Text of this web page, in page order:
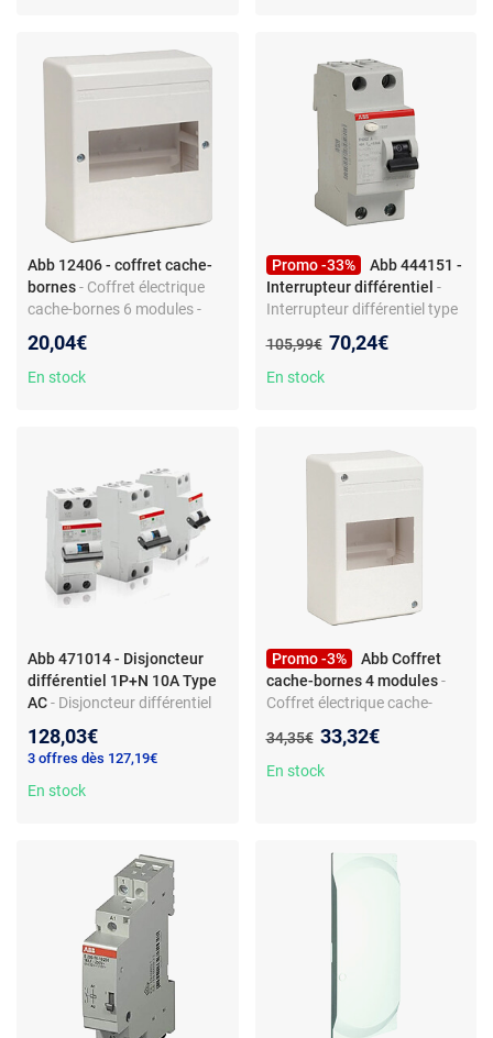
Abb 12406 - coffret cache-
bornes- Coffret électrique
cache-bornes 6 modules -
plastique - type général
20,04€
En stock
Promo -33%
Abb 444151 -
Interrupteur différentiel -
Interrupteur différentiel type
A - 30 mA - IP20 -
raccordement standard - non
Ancien prix :
105,99€ Nouveau prix :
70,24€
En stock
Abb 471014 - Disjoncteur
différentiel 1P+N 10A Type
AC- Disjoncteur différentiel
4,5/6 kA - IP20 - 230 V - Sans
borne automatique - Non
pré-câblé
128,03€
3 offres dès 127,19€
En stock
Promo -3%
Abb Coffret
cache-bornes 4 modules -
Coffret électrique cache-
IP40 avec porte - IK08 - Non
pré-câblé - Plastique - Pour
Ancien prix :
34,35€ Nouveau prix :
33,32€
En stock